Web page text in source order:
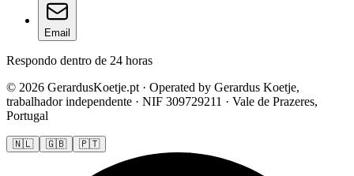
Email
Respondo dentro de 24 horas
© 2026 GerardusKoetje.pt · Operated by Gerardus Koetje,
trabalhador independente · NIF 309729211 · Vale de Prazeres,
Portugal
🇳🇱 🇬🇧 🇵🇹